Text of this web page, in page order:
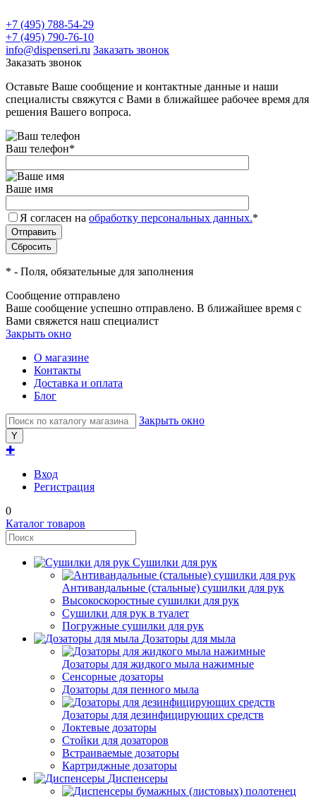
+7 (495) 788-54-29
+7 (495) 790-76-10
info@dispenseri.ru Заказать звонок
Заказать звонок
Оставьте Ваше сообщение и контактные данные и наши
специалисты свяжутся с Вами в ближайшее рабочее время для
решения Вашего вопроса.
Ваш телефон*
Ваше имя
Я согласен на обработку персональных данных.*
* - Поля, обязательные для заполнения
Сообщение отправлено
Ваше сообщение успешно отправлено. В ближайшее время с
Вами свяжется наш специалист
Закрыть окно
О магазине
Контакты
Доставка и оплата
Блог
Закрыть окно
✚
Вход
Регистрация
0
Каталог товаров
Сушилки для рук
Антивандальные (стальные) сушилки для рук
Высокоскоростные сушилки для рук
Сушилки для рук в туалет
Погружные сушилки для рук
Дозаторы для мыла
Дозаторы для жидкого мыла нажимные
Сенсорные дозаторы
Дозаторы для пенного мыла
Дозаторы для дезинфицирующих средств
Локтевые дозаторы
Стойки для дозаторов
Встраиваемые дозаторы
Картриджные дозаторы
Диспенсеры